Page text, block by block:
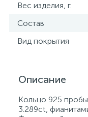
Вес изделия, г.
Состав
Вид покрытия
Описание
Кольцо 925
3.289ct,